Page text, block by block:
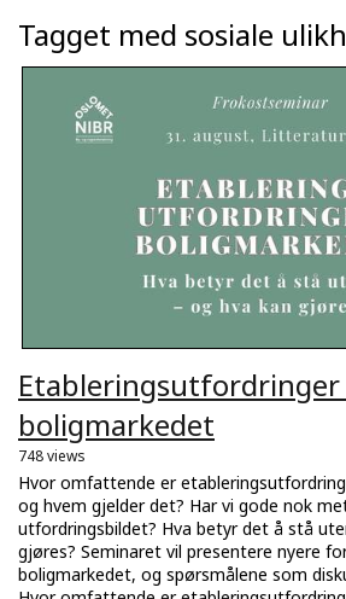
Tagget med sosiale
Etableringsutfordringer
boligmarkedet
748 views
Hvor omfattende er
og hvem gjelder det? Har vi gode nok
utfordringsbildet? Hva betyr det å stå
gjøres? Seminaret vil presentere nyere
boligmarkedet, og spørsmålene som